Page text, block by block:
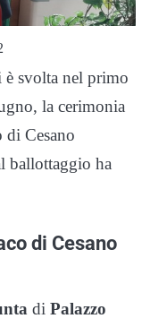
svolta nel primo
la cerimonia
di Cesano
ballottaggio ha
di Cesano
di Palazzo